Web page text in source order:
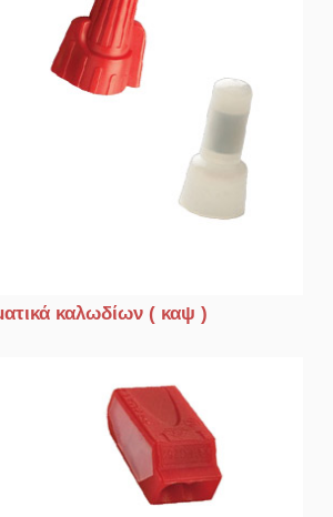
καλωδίων ( καψ )